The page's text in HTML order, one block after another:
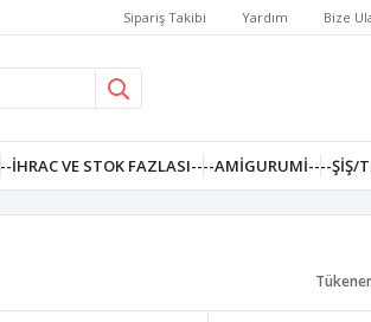
Sipariş Takibi Yardım Bize
--İHRAC VE STOK FAZLASI----AMIGURUMI----ŞİŞ/